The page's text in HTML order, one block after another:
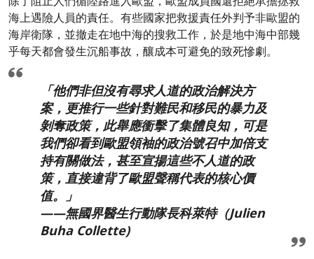
海上遇險人員的責任。有些國家把救援責任外判予非歐盟的
海岸衛隊，並撤走在地中海的搜救工作，於是地中海中部幾
乎每天都會發生沉船事故，釀成本可避免的致死慘劇。
「他們非但沒有尋求人道的政治解決方
案，更推行一些針對難民和移民的暴力及
剝奪政策，此舉應衝擊了集體良知，可是
我們卻看到歐盟領袖的政治號召中加倍支
持有關做法，甚至宣揚這些不人道的政
策，直接違背了歐盟聲稱代表的核心價
值。」
——無國界醫生行動隊長科萊特（Julien
Buha Collette)